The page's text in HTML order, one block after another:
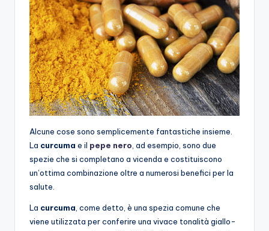
Alcune cose sono semplicemente fantastiche insieme.
La curcuma e il pepe nero, ad esempio, sono due
spezie che si completano a vicenda e costituiscono
un’ottima combinazione oltre a numerosi benefici per la
salute.
La curcuma, come detto, è una spezia comune che
viene utilizzata per conferire una vivace tonalità giallo-